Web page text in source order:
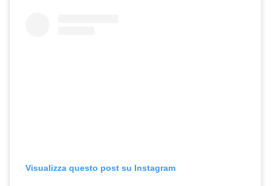
Visualizza questo post su Instagram